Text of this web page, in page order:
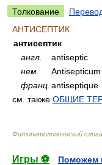
Толкование
АНТИСЕПТИК
антисептик
англ.
antiseptic
нем.
Antisepticum
франц. antiseptique
см. также ОБЩИЕ
Фитопатологический
Игры ⚽
Поможем